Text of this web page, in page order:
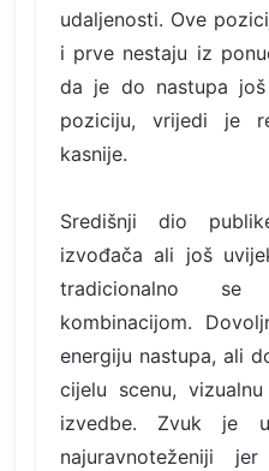
udaljenosti. Ove
i prve nestaju iz
da je do nastupa
poziciju, vrijedi je
kasnije.
Središnji dio
izvođača ali još
tradicionalno se
kombinacijom.
energiju nastupa, ali
cijelu scenu,
izvedbe. Zvuk je
najuravnoteženiji